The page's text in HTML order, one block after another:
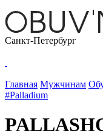
Санкт-Петербург
Главная Мужчинам
#Palladium